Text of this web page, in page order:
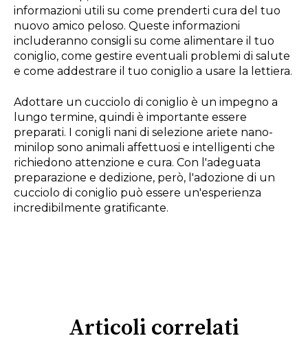
informazioni utili su come prenderti cura del tuo
nuovo amico peloso. Queste informazioni
includeranno consigli su come alimentare il tuo
coniglio, come gestire eventuali problemi di salute
e come addestrare il tuo coniglio a usare la lettiera.
Adottare un cucciolo di coniglio è un impegno a
lungo termine, quindi è importante essere
preparati. I conigli nani di selezione ariete nano-
minilop sono animali affettuosi e intelligenti che
richiedono attenzione e cura. Con l'adeguata
preparazione e dedizione, però, l'adozione di un
cucciolo di coniglio può essere un'esperienza
incredibilmente gratificante.
Articoli correlati